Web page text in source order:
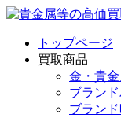
トップページ
買取商品
金・貴金
ブラン
ブラン